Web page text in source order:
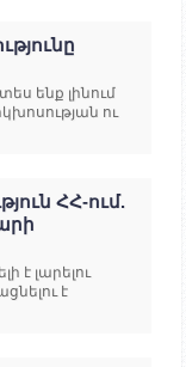
ենք լինում
ու
ՀՀ-ում.
է լարելու
է